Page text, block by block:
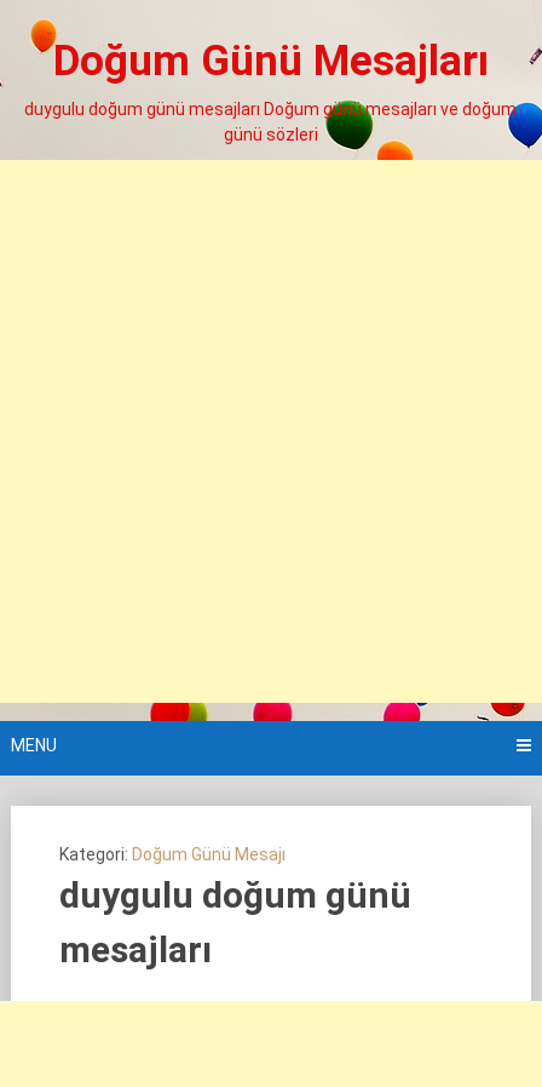
Doğum Günü Mesajları
duygulu doğum günü mesajları Doğum günü mesajları ve doğum
günü sözleri
MENU
Kategori: Doğum Günü Mesajı
duygulu doğum günü
mesajları